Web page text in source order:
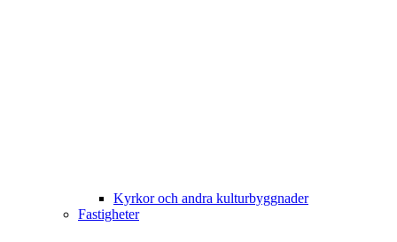
Kyrkor och andra kulturbyggnader
Fastigheter